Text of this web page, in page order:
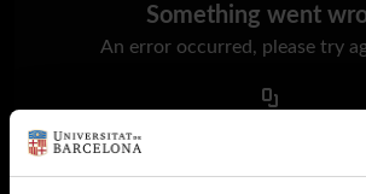
Something went
An error occurred, please try